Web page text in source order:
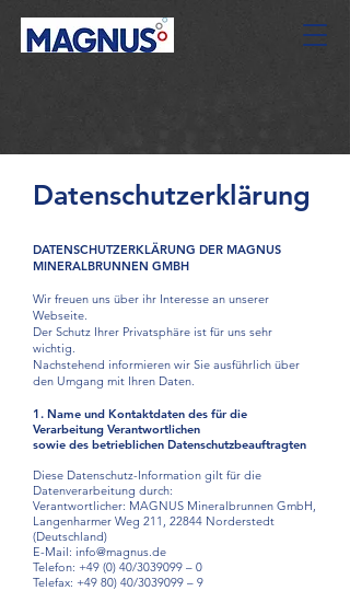
Datenschutzerklärung
DATENSCHUTZERKLÄRUNG DER MAGNUS
MINERALBRUNNEN GMBH
Wir freuen uns über ihr Interesse an unserer
Webseite.
Der Schutz Ihrer Privatsphäre ist für uns sehr
wichtig.
Nachstehend informieren wir Sie ausführlich über
den Umgang mit Ihren Daten.
1. Name und Kontaktdaten des für die
Verarbeitung Verantwortlichen
sowie des betrieblichen Datenschutzbeauftragten
Diese Datenschutz-Information gilt für die
Datenverarbeitung durch:
Verantwortlicher: MAGNUS Mineralbrunnen GmbH,
Langenharmer Weg 211, 22844 Norderstedt
(Deutschland)
E-Mail: info@magnus.de
Telefon: +49 (0) 40/3039099 – 0
Telefax: +49 80) 40/3039099 – 9